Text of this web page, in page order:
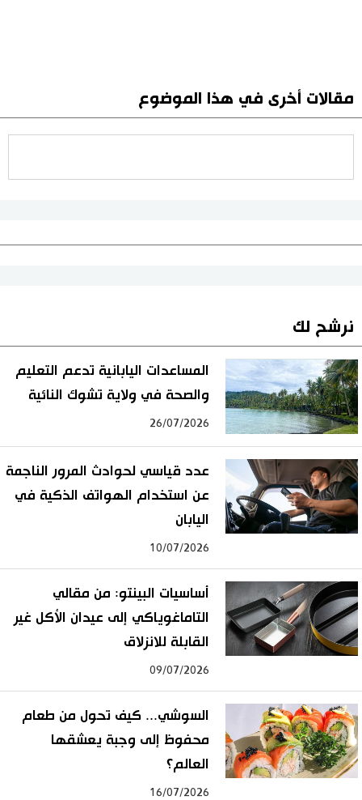
مقالات أخرى في هذا الموضوع
نرشح لك
المساعدات اليابانية تدعم التعليم
والصحة في ولاية تشوك النائية
26/07/2026
عدد قياسي لحوادث المرور الناجمة
عن استخدام الهواتف الذكية في
اليابان
10/07/2026
أساسيات البينتو: من مقالي
التاماغوياكي إلى عيدان الأكل غير
القابلة للانزلاق
09/07/2026
السوشي... كيف تحول من طعام
محفوظ إلى وجبة يعشقها
العالم؟
16/07/2026